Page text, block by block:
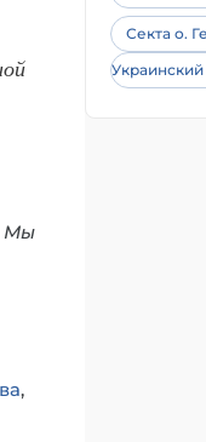
Мы
,
Секта о.